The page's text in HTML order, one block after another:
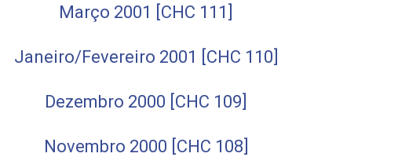
Março 2001 [CHC 111]
Janeiro/Fevereiro 2001 [CHC 110]
Dezembro 2000 [CHC 109]
Novembro 2000 [CHC 108]